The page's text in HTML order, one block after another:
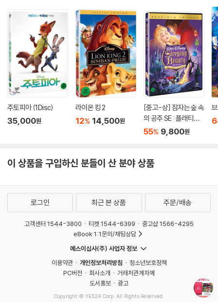
주토피아 (1Disc)
35,000원
라이온 킹 2
12% 14,500원
[중고-상] 잠자는 숲 속
의 공주 SE : 플래티넘
에디션 (2Disc)
55% 9,800원
이 상품을 구입하신 분들이 산 분야 상품
로그인 최근 본 상품 주문/배송
고객센터 1544-3800 티켓 1544-6399
중고샵 1566-4295
eBook 1:1문의/채팅상담
예스이십사(주) 사업자 정보
이용약관
개인정보처리방침
청소년보호정책
PC버전
회사소개
거래처관계자께
도서홍보
광고
Copyright © YES24 Corp. All Rights Reserved.